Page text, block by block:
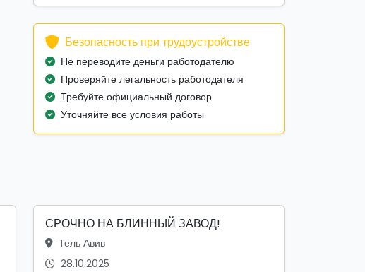
Безопасность при трудоустройстве
Не переводите деньги работодателю
Проверяйте легальность работодателя
Требуйте официальный договор
Уточняйте все условия работы
СРОЧНО НА БЛИННЫЙ ЗАВОД!
Тель Авив
28.10.2025